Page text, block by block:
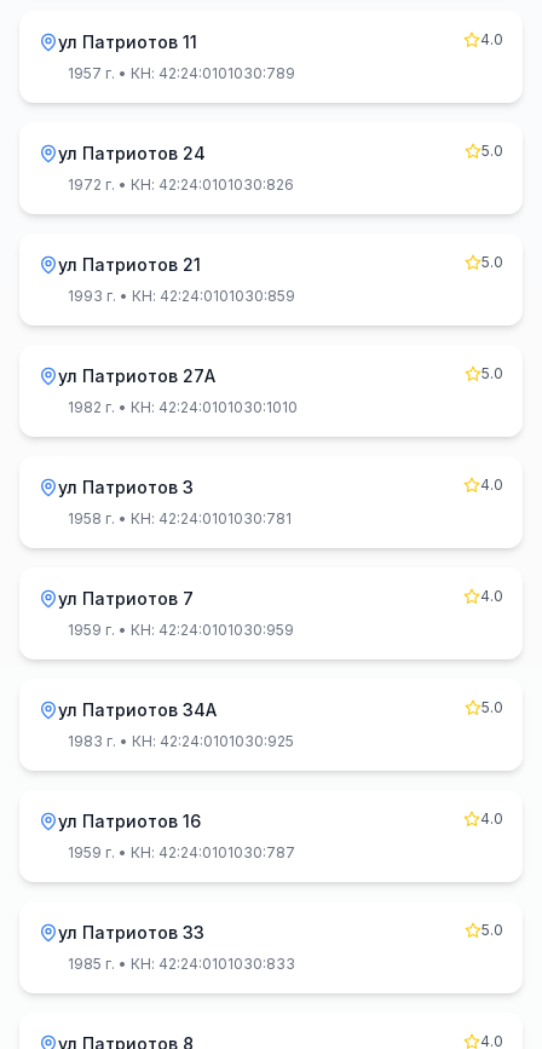
ул Патриотов 11
4.0
1957 г. • КН: 42:24:0101030:789
ул Патриотов 24
5.0
1972 г. • КН: 42:24:0101030:826
ул Патриотов 21
5.0
1993 г. • КН: 42:24:0101030:859
ул Патриотов 27А
5.0
1982 г. • КН: 42:24:0101030:1010
ул Патриотов 3
4.0
1958 г. • КН: 42:24:0101030:781
ул Патриотов 7
4.0
1959 г. • КН: 42:24:0101030:959
ул Патриотов 34А
5.0
1983 г. • КН: 42:24:0101030:925
ул Патриотов 16
4.0
1959 г. • КН: 42:24:0101030:787
ул Патриотов 33
5.0
1985 г. • КН: 42:24:0101030:833
ул Патриотов 8 4.0